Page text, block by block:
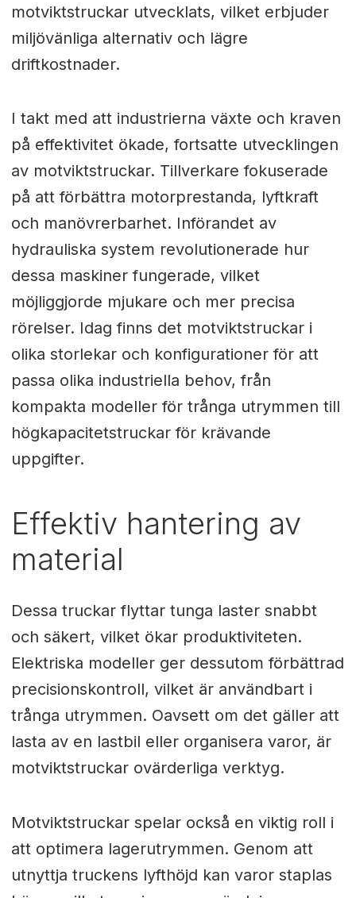
motviktstruckar utvecklats, vilket erbjuder
miljövänliga alternativ och lägre
driftkostnader.
I takt med att industrierna växte och kraven
på effektivitet ökade, fortsatte utvecklingen
av motviktstruckar. Tillverkare fokuserade
på att förbättra motorprestanda, lyftkraft
och manövrerbarhet. Införandet av
hydrauliska system revolutionerade hur
dessa maskiner fungerade, vilket
möjliggjorde mjukare och mer precisa
rörelser. Idag finns det motviktstruckar i
olika storlekar och konfigurationer för att
passa olika industriella behov, från
kompakta modeller för trånga utrymmen till
högkapacitetstruckar för krävande
uppgifter.
Effektiv hantering av
material
Dessa truckar flyttar tunga laster snabbt
och säkert, vilket ökar produktiviteten.
Elektriska modeller ger dessutom förbättrad
precisionskontroll, vilket är användbart i
trånga utrymmen. Oavsett om det gäller att
lasta av en lastbil eller organisera varor, är
motviktstruckar ovärderliga verktyg.
Motviktstruckar spelar också en viktig roll i
att optimera lagerutrymmen. Genom att
utnyttja truckens lyfthöjd kan varor staplas